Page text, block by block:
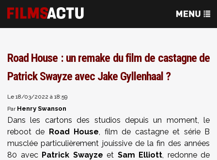
Road House : un remake du film de castagne de
Patrick Swayze avec Jake Gyllenhaal ?
Le 18/03/2022 à 18:59
Par Henry Swanson
Dans les cartons des studios depuis un moment, le
reboot de Road House, film de castagne et série B
musclée particulièrement jouissive de la fin des années
80 avec Patrick Swayze et Sam Elliott, redonne de